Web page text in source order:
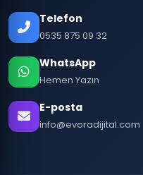
Telefon
0535 875 09 32
WhatsApp
Hemen Yazın
E-posta
info@evoradijital.com